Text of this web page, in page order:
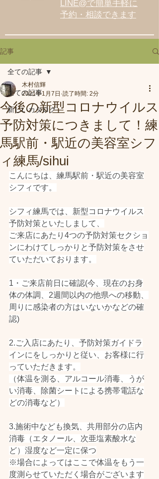
LINE@で簡単手軽に
予約・相談できます
記事
全ての記事
新しいカタログ
全ての記事
今後の新型コロナウイルス
予防対策につきまして！練
馬駅前・駅近の美容室シフ
ィ練馬/sihui
木村信輝
2021年1月7日 読了時間: 2分
こんにちは、練馬駅前・駅近の美容室
シフィです。
シフィ練馬では、新型コロナウイルス
予防対策といたしまして、
ご来店にあたり4つの予防対策セクショ
ンにわけてしっかりと予防対策をさせ
ていただいております。
1・ご来店前日に確認(今、現在のお身
体の体調、2週間以内の他県への移動、
周りに感染者の方はいないかなどの確
認)
2.ご入店にあたり、予防対策ガイドラ
インにをしっかりと従い、お客様に行
っていただきます。
（体温を測る、アルコール消毒、うが
い消毒、除菌シートによる携帯電話な
どの消毒など）
3.施術中なども換気、共用部分の店内
消毒（エタノール、次亜塩素酸水な
ど）湿度など一定に保つ
※場合によってはここで体温をもう一
度測らせていただく場合がございます